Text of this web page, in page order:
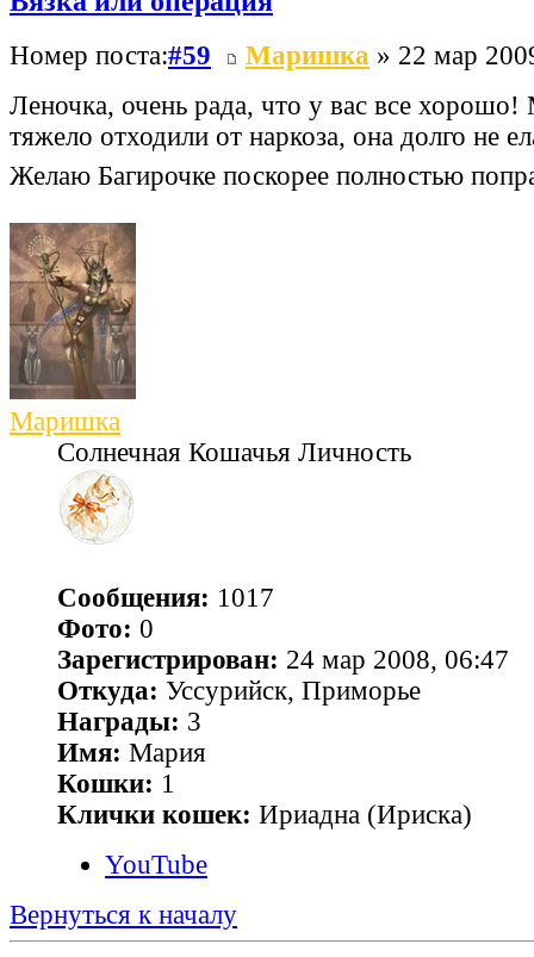
Номер поста:#59 Маришка » 22 мар
Леночка, очень рада, что у вас все
тяжело отходили от наркоза, она долго не
Желаю Багирочке поскорее полностью
Маришка
Солнечная Кошачья Личность
Сообщения: 1017
Фото: 0
Зарегистрирован: 24 мар 2008, 06:47
Откуда: Уссурийск, Приморье
Награды: 3
Имя: Мария
Кошки: 1
Клички кошек: Ириадна (Ириска)
YouTube
Вернуться к началу